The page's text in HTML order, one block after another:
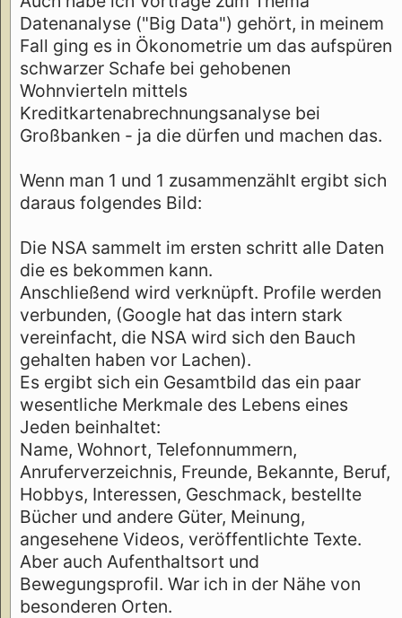
Datenanalyse ("Big Data") gehört, in meinem
Fall ging es in Ökonometrie um das aufspüren
schwarzer Schafe bei gehobenen
Wohnvierteln mittels
Kreditkartenabrechnungsanalyse bei
Großbanken - ja die dürfen und machen das.
Wenn man 1 und 1 zusammenzählt ergibt sich
daraus folgendes Bild:
Die NSA sammelt im ersten schritt alle Daten
die es bekommen kann.
Anschließend wird verknüpft. Profile werden
verbunden, (Google hat das intern stark
vereinfacht, die NSA wird sich den Bauch
gehalten haben vor Lachen).
Es ergibt sich ein Gesamtbild das ein paar
wesentliche Merkmale des Lebens eines
Jeden beinhaltet:
Name, Wohnort, Telefonnummern,
Anruferverzeichnis, Freunde, Bekannte, Beruf,
Hobbys, Interessen, Geschmack, bestellte
Bücher und andere Güter, Meinung,
angesehene Videos, veröffentlichte Texte.
Aber auch Aufenthaltsort und
Bewegungsprofil. War ich in der Nähe von
besonderen Orten.